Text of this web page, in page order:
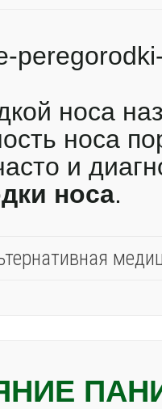
носа
носа
и
носа.